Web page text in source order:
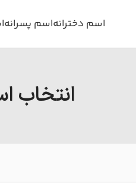
اسم دخترانهاسم پسرانه
انتخاب